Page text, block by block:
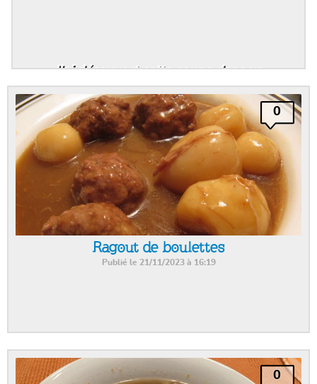
J'ai découvert cette soupe dans un
Par la suite la version en conserve de
Campbell est un incontournable à avoir
dans son garde manger. Cette recette est
réconfortante et fait un excellent lunch à
mettre dans un Thermos
Ragout de boulettes
Publié le 21/11/2023 à 16:19
0
0